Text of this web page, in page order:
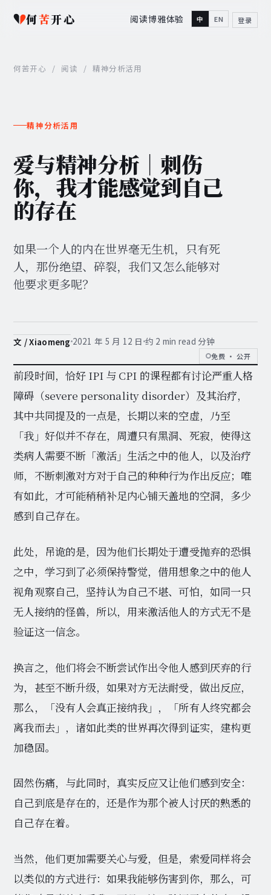
何苦开心 阅读博雅体验 中 EN 登录
何苦开心 / 阅读 / 精神分析活用
精神分析活用
爱与精神分析｜刺伤
你，我才能感觉到自己
的存在
如果一个人的内在世界毫无生机，只有死
人，那份绝望、碎裂，我们又怎么能够对
他要求更多呢？
文 / Xiaomeng 2021 年 5 月 12 日 约 2 min read 分钟
免费 · 公开
前段时间，恰好 IPI 与 CPI 的课程都有讨论严重人格
障碍（severe personality disorder）及其治疗，
其中共同提及的一点是，长期以来的空虚，乃至
「我」好似并不存在，周遭只有黑洞、死寂，使得这
类病人需要不断「激活」生活之中的他人，以及治疗
师，不断刺激对方对于自己的种种行为作出反应；唯
有如此，才可能稍稍补足内心铺天盖地的空洞，多少
感到自己存在。
此处，吊诡的是，因为他们长期处于遭受抛弃的恐惧
之中，学习到了必须保持警觉，借用想象之中的他人
视角观察自己，坚持认为自己不堪、可怕，如同一只
无人接纳的怪兽，所以，用来激活他人的方式无不是
验证这一信念。
换言之，他们将会不断尝试作出令他人感到厌弃的行
为，甚至不断升级，如果对方无法耐受，做出反应，
那么，「没有人会真正接纳我」，「所有人终究都会
离我而去」，诸如此类的世界再次得到证实，建构更
加稳固。
固然伤痛，与此同时，真实反应又让他们感到安全：
自己到底是存在的，还是作为那个被人讨厌的熟悉的
自己存在着。
当然，他们更加需要关心与爱，但是，索爱同样将会
以类似的方式进行：如果我能够伤害到你，那么，可